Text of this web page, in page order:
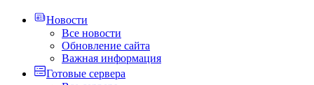
Новости
Все новости
Обновление сайта
Важная информация
Готовые сервера